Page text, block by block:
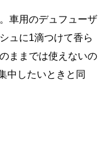
車用のデュフューザ
ュに1滴つけて香ら
ままでは使えないの
中したいときと同